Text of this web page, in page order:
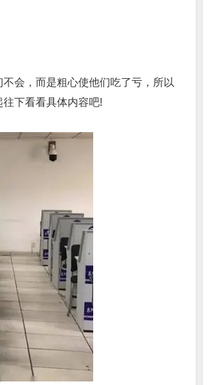
会，而是粗心使他们吃了亏，所以
下看看具体内容吧!